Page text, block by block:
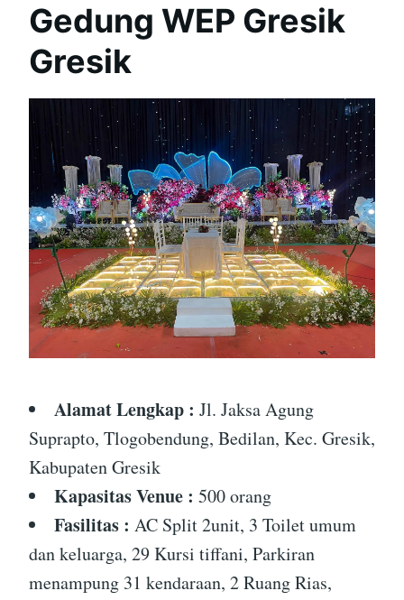
Gedung WEP Gresik
Gresik
Alamat Lengkap : Jl. Jaksa Agung
Suprapto, Tlogobendung, Bedilan, Kec. Gresik,
Kabupaten Gresik
Kapasitas Venue : 500 orang
Fasilitas : AC Split 2unit, 3 Toilet umum
dan keluarga, 29 Kursi tiffani, Parkiran
menampung 31 kendaraan, 2 Ruang Rias,